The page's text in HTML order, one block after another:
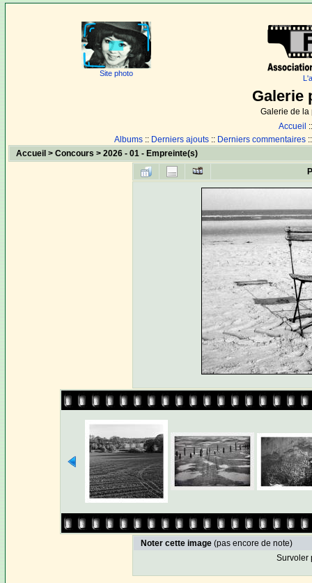
Site photo
Galerie
Galerie de la
Accueil
Albums :: Derniers ajouts :: Derniers commentaires
Accueil >Concours >2026 - 01 - Empreinte(s)
Noter cette image (pas encore de note)
Survoler